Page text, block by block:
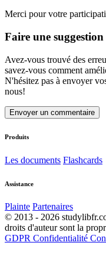
Merci pour votre
Faire une suggestion
Avez-vous trouvé des
savez-vous comment
N'hésitez pas à envoyer
nous!
Envoyer un commentaire
Produits
Les documents Flashcards
Assistance
Plainte Partenaires
© 2013 - 2026
droits d'auteur sont la
GDPR Confidentialité